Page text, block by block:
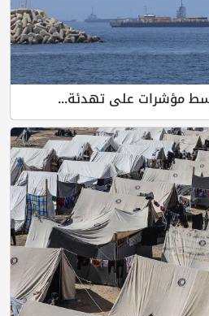
مؤشرات على تهدئة...